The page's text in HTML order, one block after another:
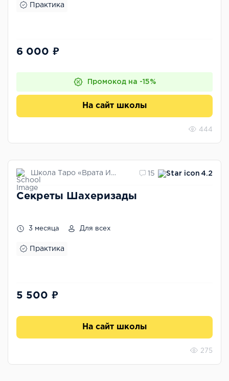
Практика
6 000 ₽
Промокод на -15%
На сайт школы
444
Школа Таро «Врата Изиды» 15 4.2
Секреты Шахеризады
3 месяца Для всех
Практика
5 500 ₽
На сайт школы
275